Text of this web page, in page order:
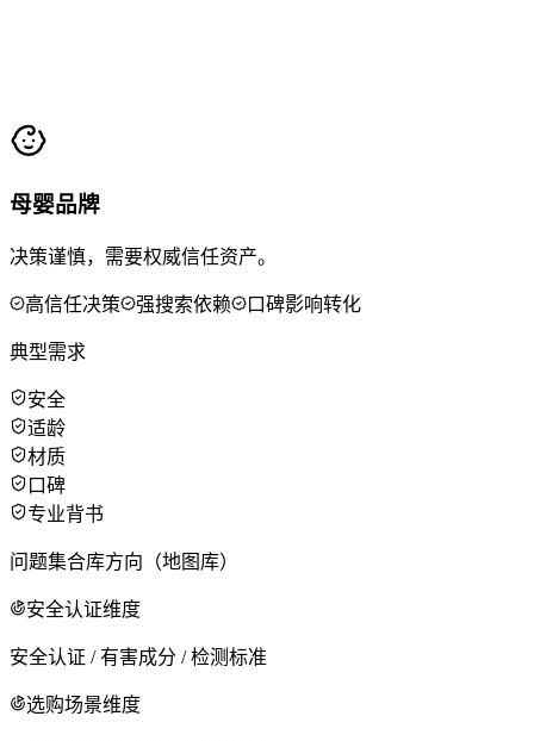
母婴品牌
决策谨慎，需要权威信任资产。
高信任决策 强搜索依赖 口碑影响转化
典型需求
安全
适龄
材质
口碑
专业背书
问题集合库方向（地图库）
安全认证维度
安全认证 / 有害成分 / 检测标准
选购场景维度